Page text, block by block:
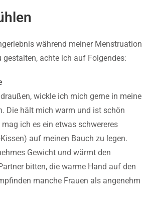
während meiner Menstruation
gestalten, achte ich auf Folgendes:
wickle ich mich gerne in meine
Die hält mich warm und ist schön
ich es ein etwas schwereres
auf meinen Bauch zu legen.
Gewicht und wärmt den
bitten, die warme Hand auf den
manche Frauen als angenehm